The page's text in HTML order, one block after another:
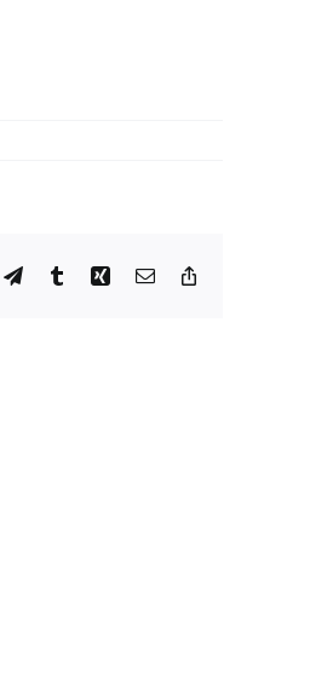
TelegramTumblrXing Email